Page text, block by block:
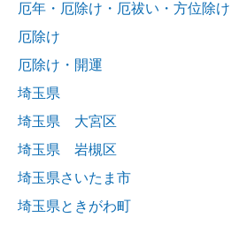
厄年・厄除け・厄祓い・方位除け
厄除け
厄除け・開運
埼玉県
埼玉県 大宮区
埼玉県 岩槻区
埼玉県さいたま市
埼玉県ときがわ町